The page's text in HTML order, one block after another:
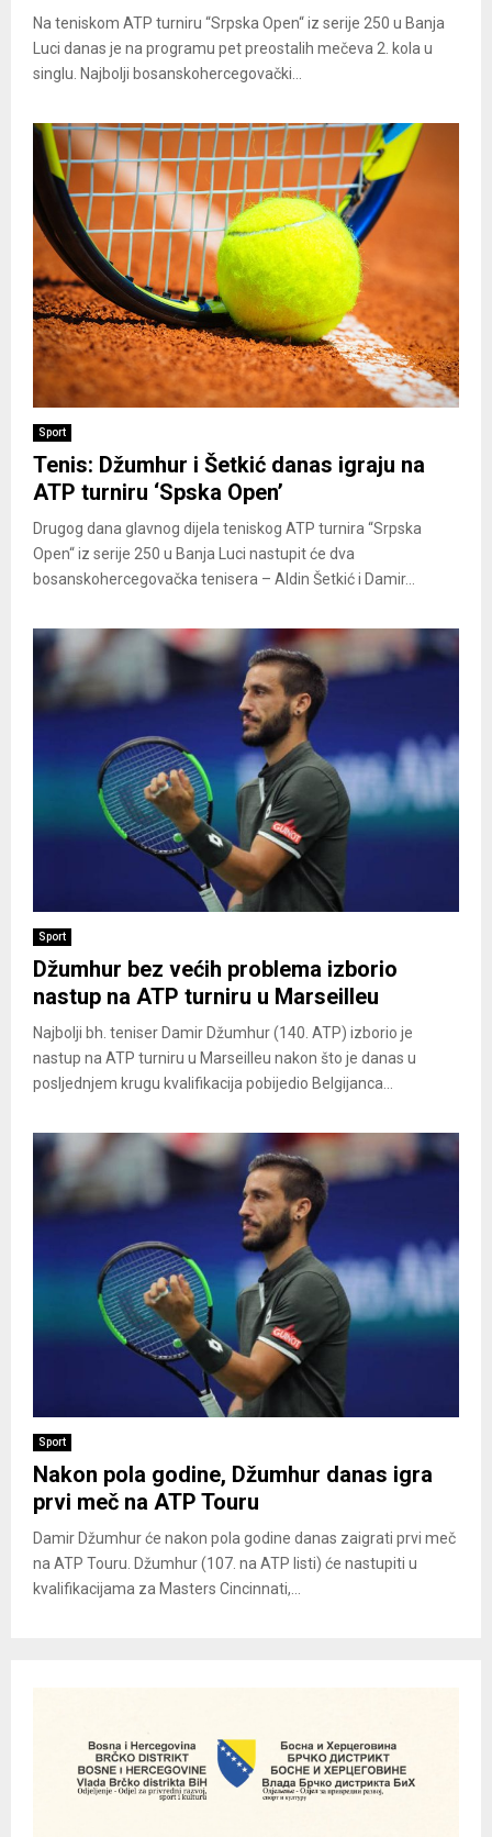
Na teniskom ATP turniru “Srpska Open“ iz serije 250 u Banja
Luci danas je na programu pet preostalih mečeva 2. kola u
singlu. Najbolji bosanskohercegovački...
Sport
Tenis: Džumhur i Šetkić danas igraju na
ATP turniru ‘Spska Open’
Drugog dana glavnog dijela teniskog ATP turnira “Srpska
Open“ iz serije 250 u Banja Luci nastupit će dva
bosanskohercegovačka tenisera – Aldin Šetkić i Damir...
Sport
Džumhur bez većih problema izborio
nastup na ATP turniru u Marseilleu
Najbolji bh. teniser Damir Džumhur (140. ATP) izborio je
nastup na ATP turniru u Marseilleu nakon što je danas u
posljednjem krugu kvalifikacija pobijedio Belgijanca...
Sport
Nakon pola godine, Džumhur danas igra
prvi meč na ATP Touru
Damir Džumhur će nakon pola godine danas zaigrati prvi meč
na ATP Touru. Džumhur (107. na ATP listi) će nastupiti u
kvalifikacijama za Masters Cincinnati,...